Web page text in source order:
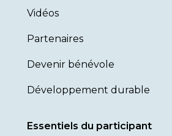
Vidéos
Partenaires
Devenir bénévole
Développement durable
Essentiels du participant